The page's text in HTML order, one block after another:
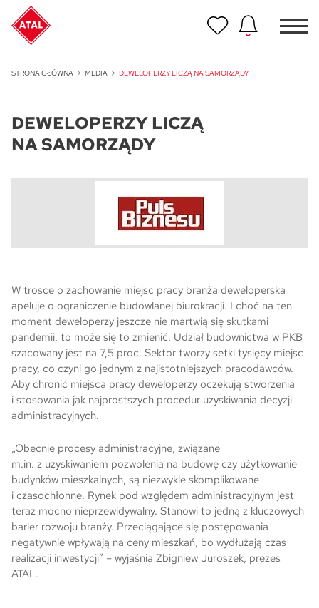
STRONA GŁÓWNA MEDIA DEWELOPERZY LICZĄ NA SAMORZĄDY
DEWELOPERZY LICZĄ
NA SAMORZĄDY
W trosce o zachowanie miejsc pracy branża deweloperska
apeluje o ograniczenie budowlanej biurokracji. I choć na ten
moment deweloperzy jeszcze nie martwią się skutkami
pandemii, to może się to zmienić. Udział budownictwa w PKB
szacowany jest na 7,5 proc. Sektor tworzy setki tysięcy miejsc
pracy, co czyni go jednym z najistotniejszych pracodawców.
Aby chronić miejsca pracy deweloperzy oczekują stworzenia
i stosowania jak najprostszych procedur uzyskiwania decyzji
administracyjnych.
„Obecnie procesy administracyjne, związane
m.in. z uzyskiwaniem pozwolenia na budowę czy użytkowanie
budynków mieszkalnych, są niezwykle skomplikowane
i czasochłonne. Rynek pod względem administracyjnym jest
teraz mocno nieprzewidywalny. Stanowi to jedną z kluczowych
barier rozwoju branży. Przeciągające się postępowania
negatywnie wpływają na ceny mieszkań, bo wydłużają czas
realizacji inwestycji” – wyjaśnia Zbigniew Juroszek, prezes
ATAL.
ATAL Unii Lubelskiej w Poznaniu
Nowość
ATAL Ville przy Białej
Program Poleceń ATAL
Polecaj i zyskaj nawet 5 000 zł
ATAL Floriana w Szczecinie
NOWOŚĆ
ATAL Ruczaj w Krakowie
Skwer Witosa w Piastowie